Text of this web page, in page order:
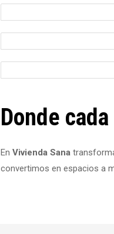
Donde
EnVivienda Sana
convertimos en espacios a